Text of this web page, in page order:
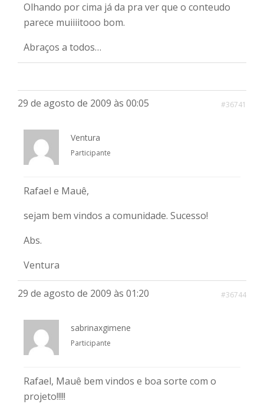
Olhando por cima já da pra ver que o conteudo
parece muiiiitooo bom.
Abraços a todos…
29 de agosto de 2009 às 00:05 #36741
Ventura
Participante
Rafael e Mauê,
sejam bem vindos a comunidade. Sucesso!
Abs.
Ventura
29 de agosto de 2009 às 01:20 #36744
sabrinaxgimene
Participante
Rafael, Mauê bem vindos e boa sorte com o
projeto!!!!!